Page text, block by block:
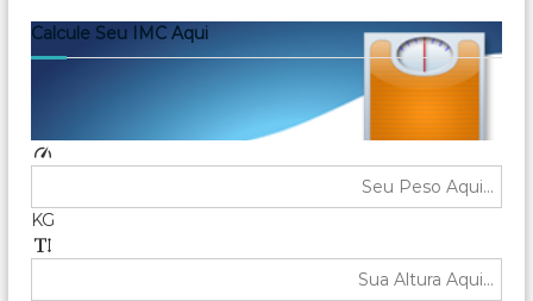
Calcule Seu IMC Aqui
KG